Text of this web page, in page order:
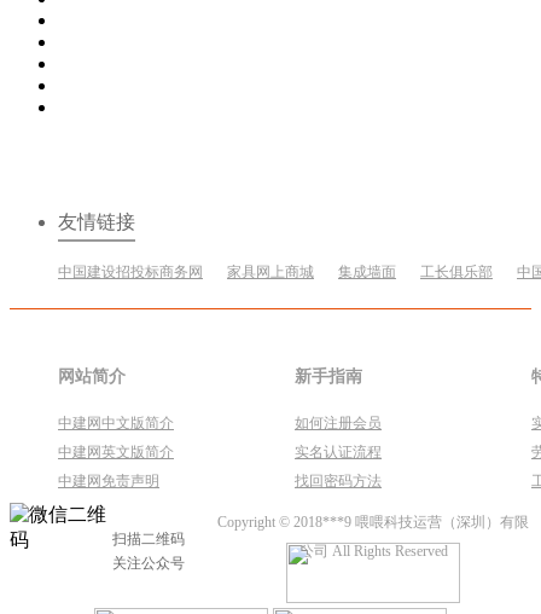
友情链接
中国建设招投标商务网 家具网上商城 集成墙面 工长俱乐部 中
网站简介
中建网中文版简介
中建网英文版简介
中建网免责声明
新手指南
如何注册会员
实名认证流程
找回密码方法
扫描二维码
关注公众号
Copyright © 2018***9 喂喂科技运营（深圳）有限
公司 All Rights Reserved